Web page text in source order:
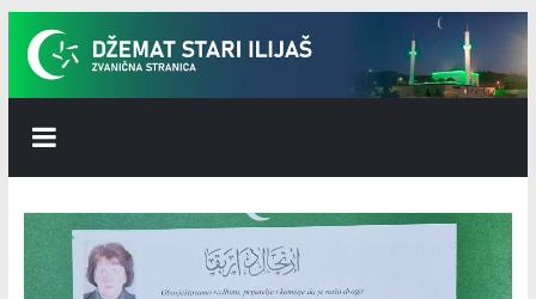
Skip
content
Džemat
Stari
Ilijaš